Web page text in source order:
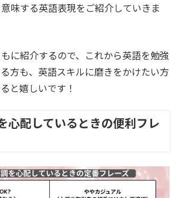
味する英語表現をご紹介していきま
に紹介するので、これから英語を勉強
方も、英語スキルに磨きをかけたい方
と嬉しいです！
心配しているときの便利フレ